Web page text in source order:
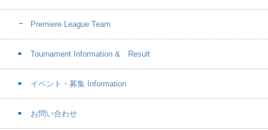
Premiere League Team
Tournament Information & Result
イベント・募集 Information
お問い合わせ